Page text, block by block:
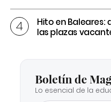
Hito en Baleares:
las plazas
Boletín de
Lo esencial de la